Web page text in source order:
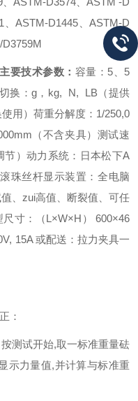
ASTM-D1445、ASTM-D
D3759M
主要技术参数： 容量：5、5
换：g，kg, N, LB（提供
用）荷重分解度：1/250,0
（不含夹具） 测试速
） 动力系统：日本松下A
珠丝杆显示装置：全电脑
、zui高值、断裂值、可任
尺寸：（L×W×H） 600×46
15A 或配送：拉力夹具一
：
测试开始,取一标准重量砝
示力量值,并计算与标准重